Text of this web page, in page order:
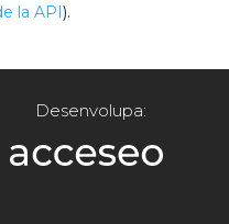
la API).
Desenvolupa: